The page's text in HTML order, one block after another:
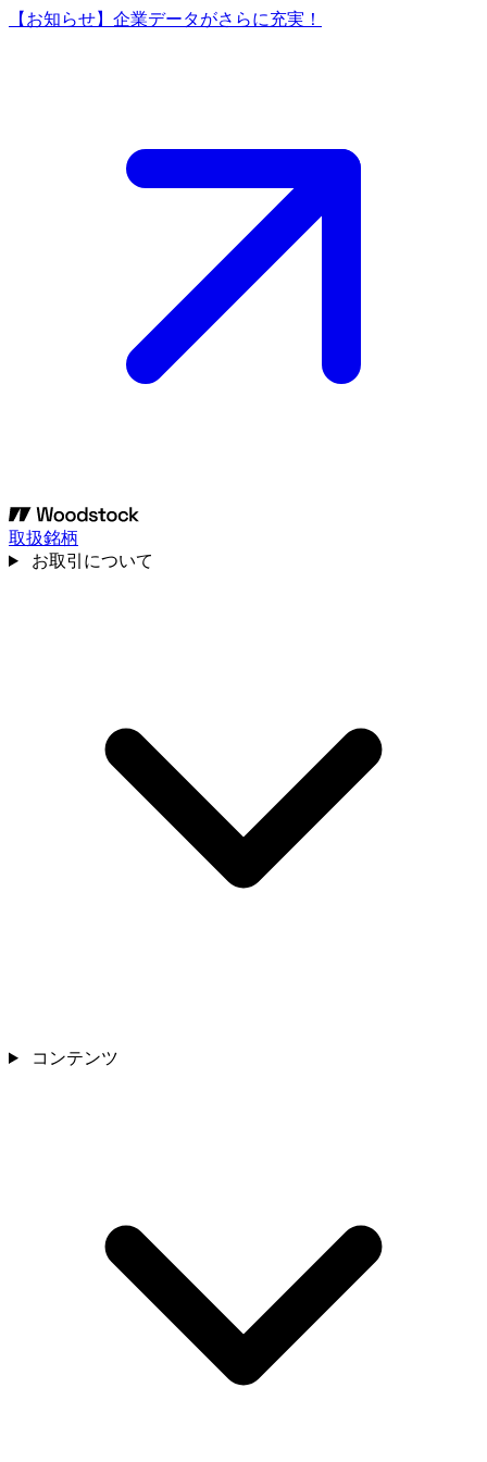
【お知らせ】企業データがさらに充実！
取扱銘柄
お取引について
コンテンツ